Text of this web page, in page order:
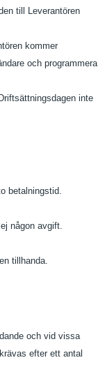
till Leverantören
kommer
och programmera
inte
betalningstid.
någon avgift.
tillhanda.
och vid vissa
efter ett antal